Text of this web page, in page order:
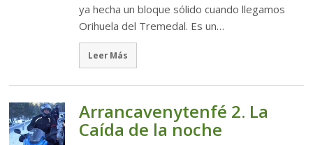
ya hecha un bloque sólido cuando llegamos
Orihuela del Tremedal. Es un…
Leer Más
Arrancavenytenfé 2. La
Caída de la noche